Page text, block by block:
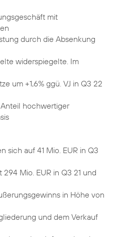
mit
durch die Absenkung
widerspiegelte. Im
um +1,6% ggü. VJ in Q3 22
hochwertiger
sich auf 41 Mio. EUR in Q3
Mio. EUR in Q3 21 und
in Höhe von
und dem Verkauf